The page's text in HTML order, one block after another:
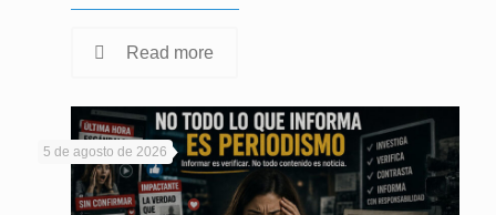
Read more
5 de agosto de 2026